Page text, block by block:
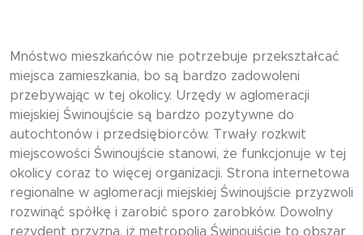
Mnóstwo mieszkańców nie potrzebuje przekształcać
miejsca zamieszkania, bo są bardzo zadowoleni
przebywając w tej okolicy. Urzędy w aglomeracji
miejskiej Świnoujście są bardzo pozytywne do
autochtonów i przedsiębiorców. Trwały rozkwit
miejscowości Świnoujście stanowi, że funkcjonuje w tej
okolicy coraz to więcej organizacji. Strona internetowa
regionalne w aglomeracji miejskiej Świnoujście przyzwoli
rozwinąć spółkę i zarobić sporo zarobków. Dowolny
rezydent przyzna, iż metropolia Świnoujście to obszar